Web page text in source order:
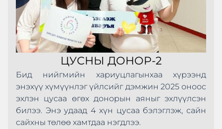
ЦУСНЫ ДОНОР-2
Бид нийгмийн хариуцлагынхаа хүрээнд
энэхүү хүмүүнлэг үйлсийг дэмжин 2025 оноос
эхлэн цусаа өгөх донорын аяныг эхлүүлсэн
билээ. Энэ удаад 4 хүн цусаа бэлэглэж, сайн
сайхны төлөө хамтдаа нэгдлээ.